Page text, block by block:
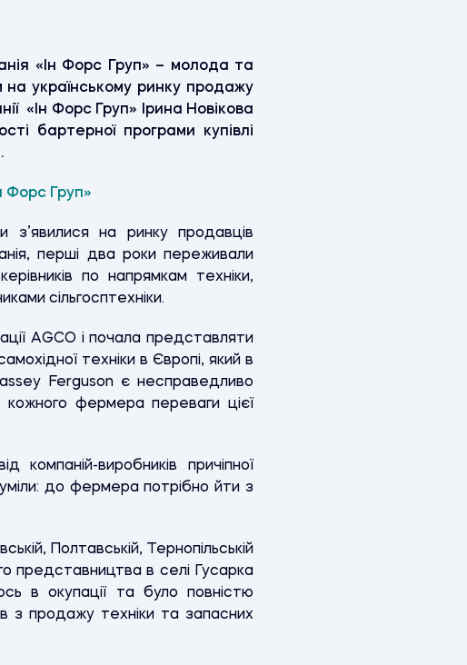
«Ін Форс Груп» – молода та
на українському ринку продажу
«Ін Форс Груп» Ірина Новікова
бартерної програми купівлі
Форс Груп»
на ринку продавців
перші два роки переживали
по напрямкам техніки,
сільгосптехніки.
AGCO і почала представляти
техніки в Європі, який в
Ferguson є несправедливо
фермера переваги цієї
виробників причіпної
до фермера потрібно йти з
Полтавській, Тернопільській
представництва в селі Гусарка
в окупації та було повністю
з продажу техніки та запасних